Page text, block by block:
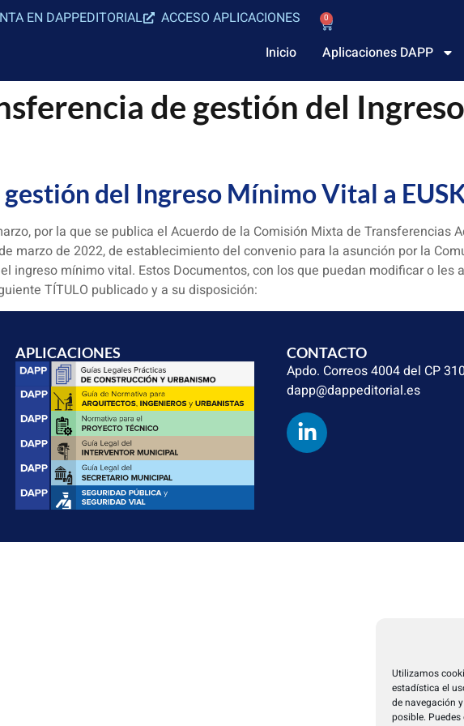
Utilizamos
estadística el
de navegación
posible.
EN DAPPEDITORIAL ACCESO APLICACIONES 0
Inicio Aplicaciones DAPP
de gestión del
del Ingreso Mínimo Vital a
por la que se publica el Acuerdo de la Comisión Mixta de Transferencias
marzo de 2022, de establecimiento del convenio para la asunción por la
ingreso mínimo vital. Estos Documentos, con los que puedan modificar o les
TÍTULO publicado y a su disposición:
APLICACIONES CONTACTO
Apdo. Correos 4004 del CP
dapp@dappeditorial.es